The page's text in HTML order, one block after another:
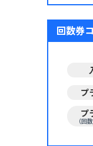
回数券
プ
プ
（回